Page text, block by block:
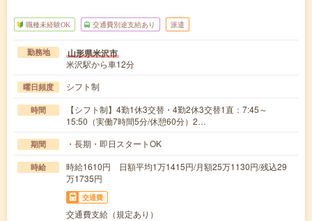
職種未経験OK 交通費別途支給あり 派遣
勤務地 山形県米沢市
米沢駅から車12分
曜日頻度 シフト制
時間
【シフト制】4勤1休3交替・4勤2休3交替1直：7:45～
15:50（実働7時間5分/休憩60分）2…
期間 ・長期・即日スタートOK
時給
時給1610円 日額平均1万1415円/月額25万1130円/残込29
万1735円
交通費
交通費支給（規定あり）